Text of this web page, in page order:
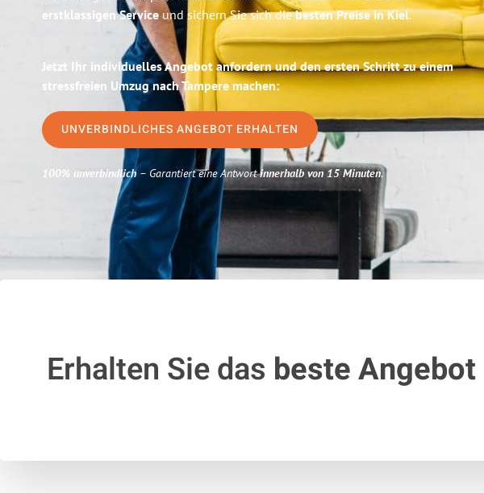
erstklassigen Service und sichern Sie sich diebesten Preise in Kiel.
Jetzt Ihr individuelles Angebot anfordern und den ersten Schritt zu einem
stressfreien Umzug nach Tampere machen:
UNVERBINDLICHES ANGEBOT ERHALTEN
100% unverbindlich– Garantiert eine Antwortinnerhalb von 15 Minuten.
Erhalten Sie das beste Angebot